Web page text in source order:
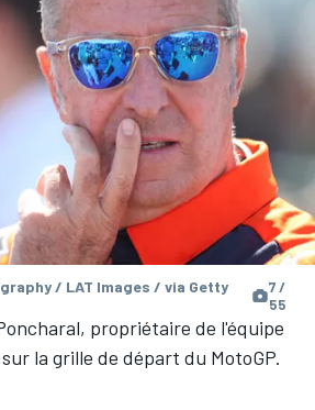
/ LAT Images / via Getty
7 /
55
propriétaire de l'équipe
la grille de départ du MotoGP.